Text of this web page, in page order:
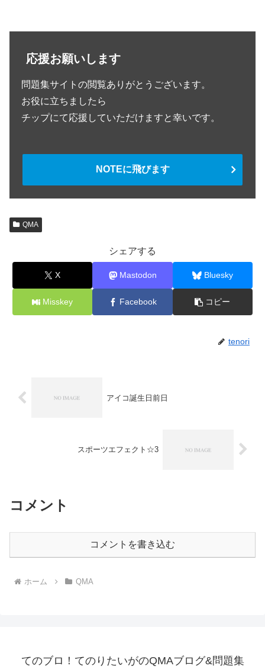
応援お願いします
問題集サイトの閲覧ありがとうございます。
お役に立ちましたら
チップにて応援していただけますと幸いです。
NOTEに飛びます
QMA
シェアする
X Mastodon Bluesky
Misskey Facebook コピー
tenori
アイコ誕生日前日
スポーツエフェクト☆3
コメント
コメントを書き込む
ホーム QMA
てのブロ！てのりたいがのQMAブログ&問題集